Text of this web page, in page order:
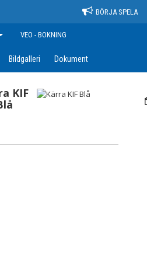
BÖRJA SPELA
VEO - BOKNING
Bildgalleri Dokument
KIF